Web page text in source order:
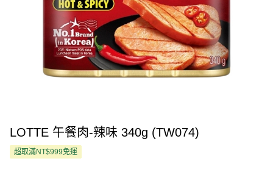
LOTTE 午餐肉-辣味 340g (TW074)
超取滿NT$999免運